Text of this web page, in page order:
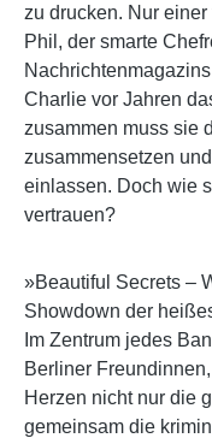
zu drucken. Nur
Phil, der smarte
Charlie vor Jahren
zusammen muss sie
zusammensetzen
einlassen. Doch wie
vertrauen?
»Beautiful Secrets –
Showdown der
Im Zentrum jedes
Berliner
Herzen nicht nur die
gemeinsam die